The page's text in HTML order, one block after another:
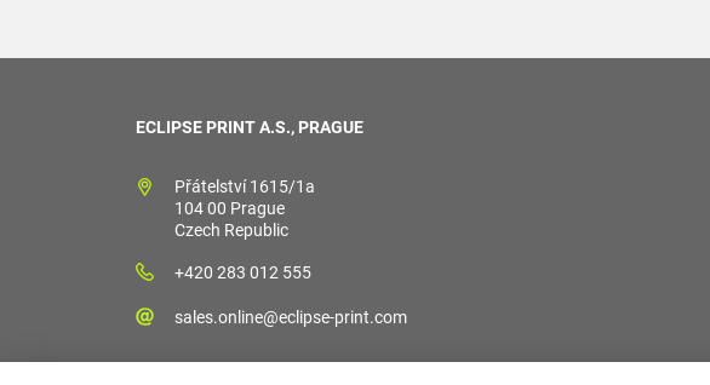
ECLIPSE PRINT A.S., PRAGUE
Přátelství 1615/1a
104 00 Prague
Czech Republic
+420 283 012 555
sales.online@eclipse-print.com